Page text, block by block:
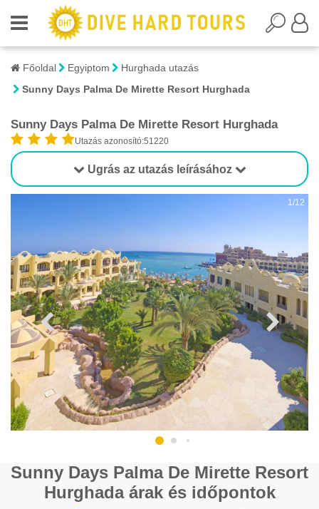
Főoldal Egyiptom
Hurghada utazás
Sunny Days Palma De Mirette Resort Hurghada
Sunny Days Palma De Mirette Resort Hurghada
Utazás azonosító:51220
Ugrás az utazás leírásához
1/12
Sunny Days Palma De Mirette Resort
Hurghada árak és időpontok